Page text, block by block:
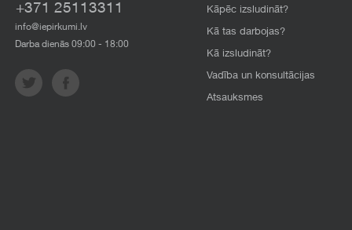
+371 25113311
info@iepirkumi.lv
Darba dienās 09:00 - 18:00
Kāpēc izsludināt?
Kā tas darbojas?
Kā izsludināt?
Vadība un konsultācijas
Atsauksmes